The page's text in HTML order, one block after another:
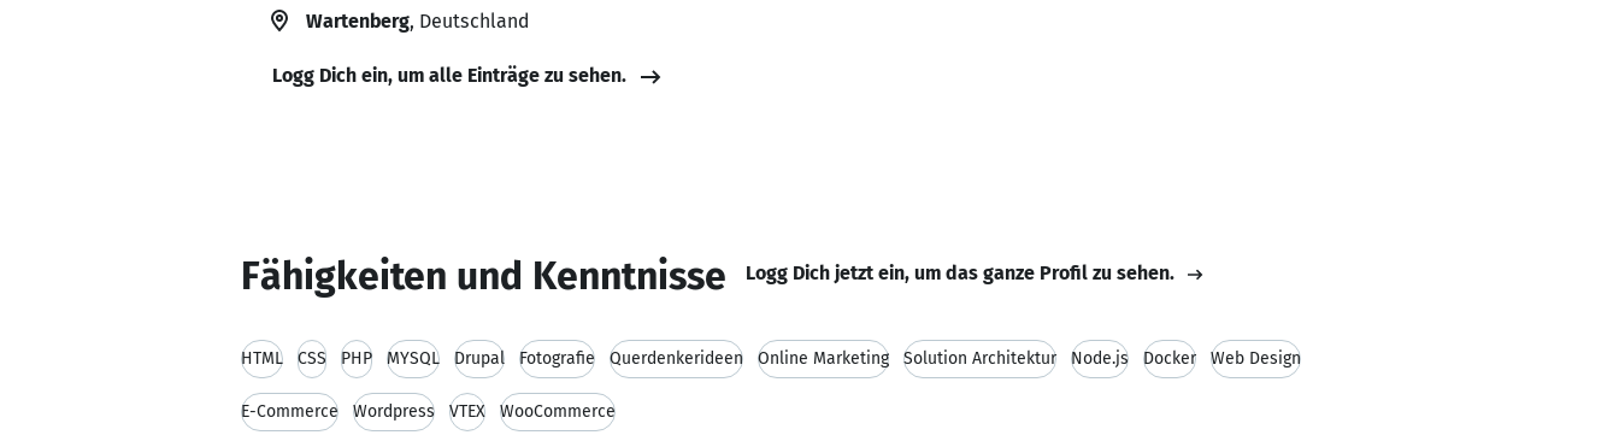
Wartenberg, Deutschland
Logg Dich ein, um alle Einträge zu sehen.
Fähigkeiten und Kenntnisse Logg Dich jetzt ein, um das ganze Profil zu sehen.
HTML CSS PHP MYSQL Drupal Fotografie Querdenkerideen Online Marketing Solution Architektur Node.js Docker Web Design
E-Commerce Wordpress VTEX WooCommerce